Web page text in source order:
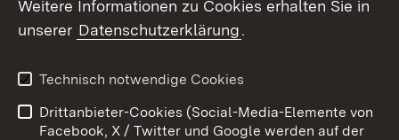
Kontakt
Datenschutz
Barrierefreiheit
Impressum Cookies
Weitere Informationen zu Cookies erhalten Sie in
unserer Datenschutzerklärung.
Technisch notwendige Cookies
Drittanbieter-Cookies (Social-Media-Elemente von
Facebook, X / Twitter und Google werden auf der